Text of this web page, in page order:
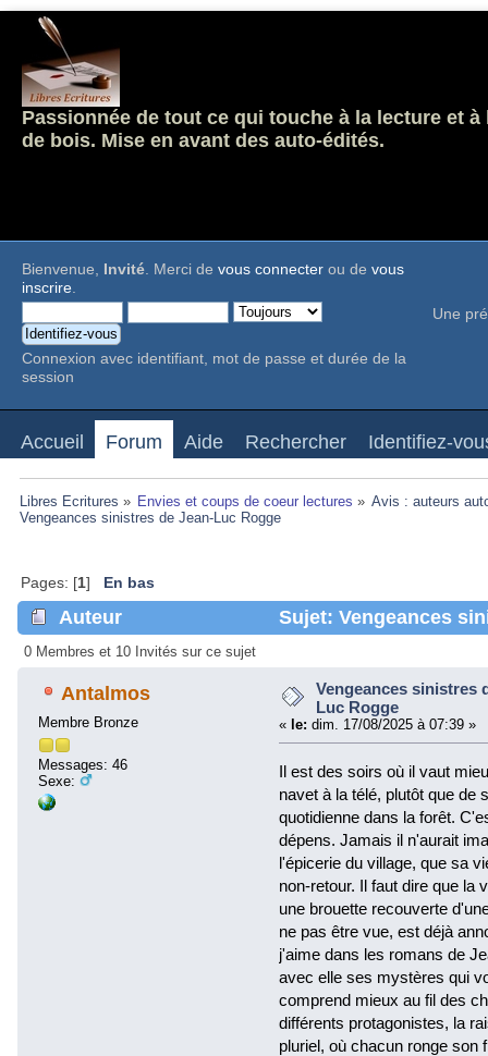
Passionnée de tout ce qui touche à la lecture et
de bois. Mise en avant des auto-édités.
Bienvenue, Invité. Merci de vous connecter ou de vous
inscrire.
Connexion avec identifiant, mot de passe et durée de la
session
Une
Accueil Forum Aide Rechercher Identifiez-
Libres Ecritures » Envies et coups de coeur lectures » Avis : auteurs
Vengeances sinistres de Jean-Luc Rogge
Pages: [1] En bas
Auteur
Sujet: Vengeances
30677 fois)
0 Membres et 10 Invités sur ce sujet
Antalmos
Membre Bronze
Messages: 46
Sexe:
Vengeances sinistres
Luc Rogge
« le: dim. 17/08/2025 à 07:39 »
Il est des soirs où il vaut
navet à la télé, plutôt que de
quotidienne dans la forêt.
dépens. Jamais il n'aurait
l'épicerie du village, que sa
non-retour. Il faut dire que la
une brouette recouverte
ne pas être vue, est déjà
j'aime dans les romans de
avec elle ses mystères qui
comprend mieux au fil des
différents protagonistes, la
pluriel, où chacun ronge son